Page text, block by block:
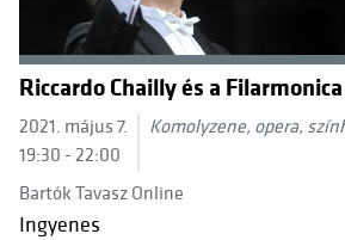
Riccardo Chailly és a
2021. május 7.
19:30 - 22:00
Komolyzene, opera,
Bartók Tavasz Online
Ingyenes